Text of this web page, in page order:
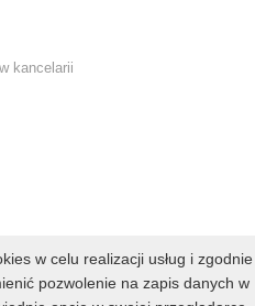
kancelarii
w celu realizacji usług i zgodnie
pozwolenie na zapis danych w